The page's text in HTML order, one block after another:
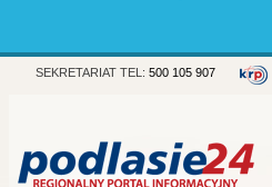
SEKRETARIAT TEL: 500 105 907